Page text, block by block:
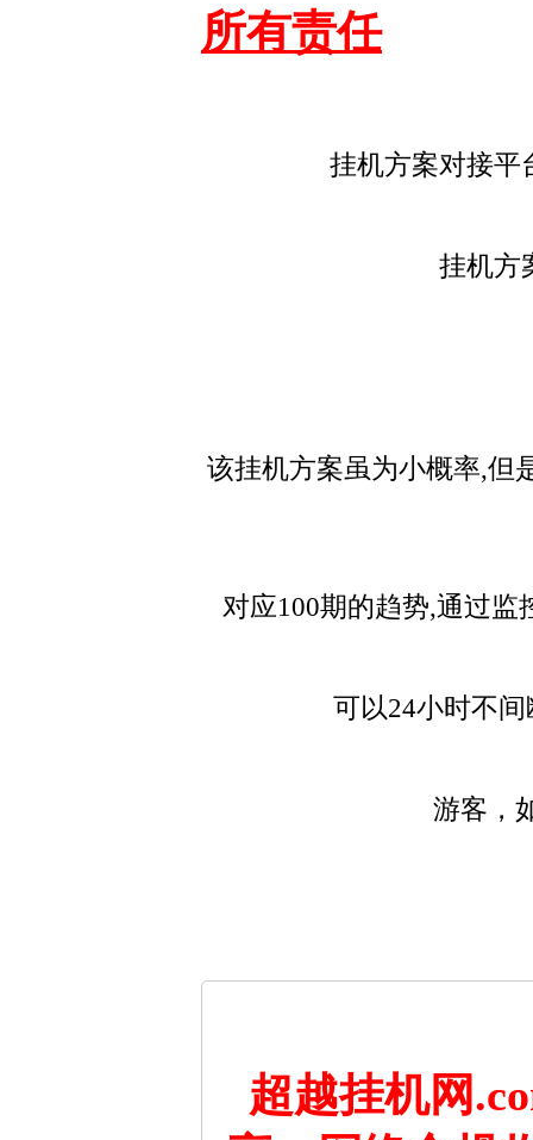
所有责任
挂机方案对接平
挂机方
该挂机方案虽为小概率,但
对应100期的趋势,通过
可以24小时不
游客，
超越挂机网